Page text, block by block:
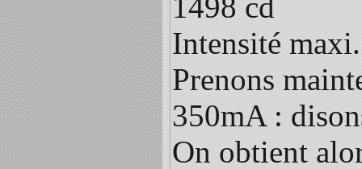
Intensité
Prenons
350mA :
On obtient